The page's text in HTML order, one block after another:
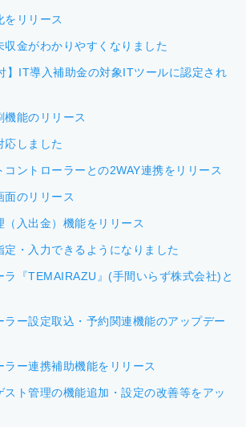
をリリース
収金がわかりやすくなりました
】IT導入補助金の対象ITツールに認定され
能のリリース
応しました
コントローラーとの2WAY連携をリリース
面のリリース
（入出金）機能をリリース
定・入力できるようになりました
ラ『TEMAIRAZU』(手間いらず株式会社)と
ラー設定取込・予約関連機能のアップデー
ー連携補助機能をリリース
スト管理の機能追加・設定の改善等をアッ